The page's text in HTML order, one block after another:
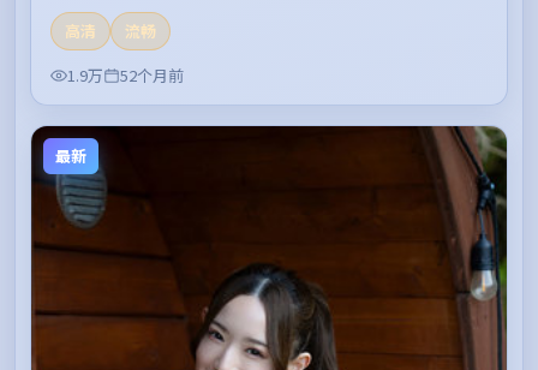
高清
流畅
1.9万
52个月前
最新